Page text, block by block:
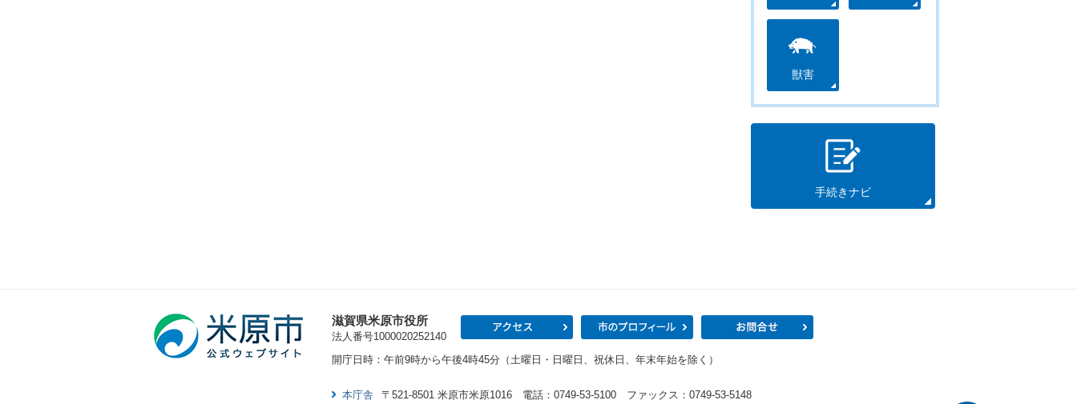
獣害
手続きナビ
滋賀県米原市役所
法人番号1000020252140
アクセス 市のプロフィール
開庁日時：午前9時から午後4時45分（土曜日・日曜日、祝休日、年末年始を除く）
本庁舎 〒521-8501 米原市米原1016 電話：0749-53-5100 ファックス：0749-53-5148